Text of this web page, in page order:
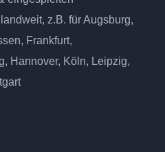
z.B. für Augsburg,
Frankfurt,
Hannover, Köln, Leipzig,